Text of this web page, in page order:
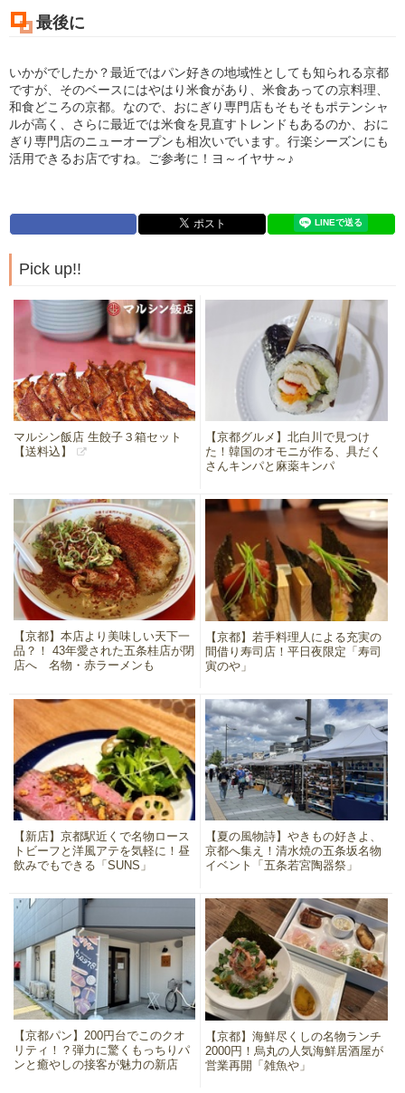
最後に
いかがでしたか？最近ではパン好きの地域性としても知られる京都
ですが、そのベースにはやはり米食があり、米食あっての京料理、
和食どころの京都。なので、おにぎり専門店もそもそもポテンシャ
ルが高く、さらに最近では米食を見直すトレンドもあるのか、おに
ぎり専門店のニューオープンも相次いでいます。行楽シーズンにも
活用できるお店ですね。ご参考に！ヨ～イヤサ～♪
Pick up!!
マルシン飯店 生餃子３箱セット
【送料込】
【京都グルメ】北白川で見つけ
た！韓国のオモニが作る、具だく
さんキンパと麻薬キンパ
【京都】本店より美味しい天下一
品？！ 43年愛された五条桂店が閉
店へ 名物・赤ラーメンも
【京都】若手料理人による充実の
間借り寿司店！平日夜限定「寿司
寅のや」
【新店】京都駅近くで名物ロース
トビーフと洋風アテを気軽に！昼
飲みでもできる「SUNS」
【夏の風物詩】やきもの好きよ、
京都へ集え！清水焼の五条坂名物
イベント「五条若宮陶器祭」
【京都パン】200円台でこのクオ
リティ！？弾力に驚くもっちりパ
ンと癒やしの接客が魅力の新店
【京都】海鮮尽くしの名物ランチ
2000円！烏丸の人気海鮮居酒屋が
営業再開「雑魚や」